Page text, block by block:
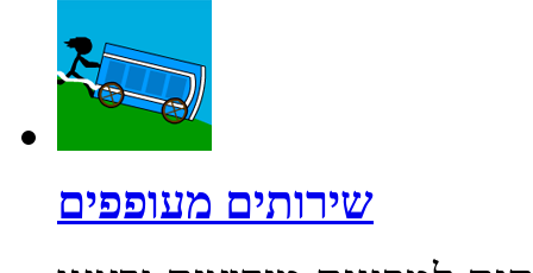
שירותים מעופפים